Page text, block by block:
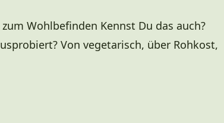
Wohlbefinden Kennst Du das auch?
Von vegetarisch, über Rohkost,